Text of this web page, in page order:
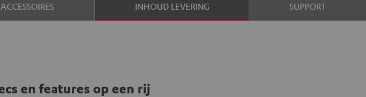
ACCESSOIRES INHOUD LEVERING SUPPORT
en features op een rij